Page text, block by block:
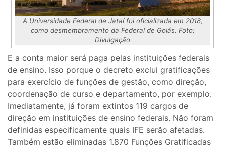
A Universidade Federal de Jataí foi oficializada em 2018,
como desmembramento da Federal de Goiás. Foto:
Divulgação
E a conta maior será paga pelas instituições federais
de ensino. Isso porque o decreto exclui gratificações
para exercício de funções de gestão, como direção,
coordenação de curso e departamento, por exemplo.
Imediatamente, já foram extintos 119 cargos de
direção em instituições de ensino federais. Não foram
definidas especificamente quais IFE serão afetadas.
Também estão eliminadas 1.870 Funções Gratificadas